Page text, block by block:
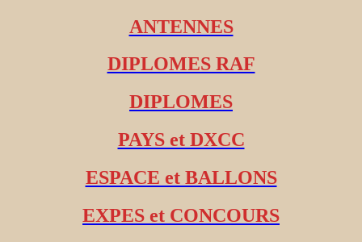
ANTENNES
DIPLOMES RAF
DIPLOMES
PAYS et DXCC
ESPACE et BALLONS
EXPES et CONCOURS